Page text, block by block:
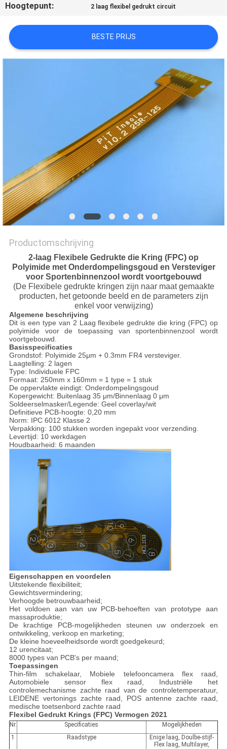
GEVALLEN
SITEMAP
Hoogtepunt: 2 laag flexibel gedrukt circuit
BESTE PRIJS
Productomschrijving
2-laag Flexibele Gedrukte die Kring (FPC) op
Polyimide met Onderdompelingsgoud en Versteviger
voor Sportenbinnenzool wordt voortgebouwd
(De Flexibele gedrukte kringen zijn naar maat gemaakte
producten, het getoonde beeld en de parameters zijn
enkel voor verwijzing)
Algemene beschrijving
Dit is een type van 2 Laag flexibele gedrukte die kring (FPC) op
polyimide voor de toepassing van sportenbinnenzool wordt
voortgebouwd.
Basisspecificaties
Grondstof: Polyimide 25μm + 0.3mm FR4 versteviger.
Laagtelling: 2 lagen
Type: Individuele FPC
Formaat: 250mm x 160mm = 1 type = 1 stuk
De oppervlakte eindigt: Onderdompelingsgoud
Kopergewicht: Buitenlaag 35 μm/Binnenlaag 0 μm
Soldeerselmasker/Legende: Geel coverlay/wit
Definitieve PCB-hoogte: 0,20 mm
Norm: IPC 6012 Klasse 2
Verpakking: 100 stukken worden ingepakt voor verzending.
Levertijd: 10 werkdagen
Houdbaarheid: 6 maanden
Eigenschappen en voordelen
Uitstekende flexibiliteit;
Gewichtsvermindering;
Verhoogde betrouwbaarheid;
Het voldoen aan van uw PCB-behoeften van prototype aan
massaproduktie;
De krachtige PCB-mogelijkheden steunen uw onderzoek en
ontwikkeling, verkoop en marketing;
De kleine hoeveelheidsorde wordt goedgekeurd;
12 urencitaat;
8000 types van PCB's per maand;
Toepassingen
Thin-film schakelaar, Mobiele telefooncamera flex raad,
Automobiele sensor flex raad, Industriële het
controlemechanisme zachte raad van de controletemperatuur,
LEIDENE vertonings zachte raad, POS antenne zachte raad,
medische toetsenbord zachte raad
Flexibel Gedrukt Krings (FPC) Vermogen 2021
Nr. Specificaties
Mogelijkheden
1
Raadstype
Enige laag, Doulbe-stijf-
Flex laag, Multilayer,